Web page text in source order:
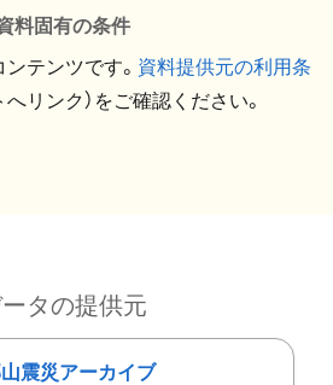
料固有の条件
テンツです。 資料提供元の利用条
へリンク）をご確認ください。
タの提供元
震災アーカイブ